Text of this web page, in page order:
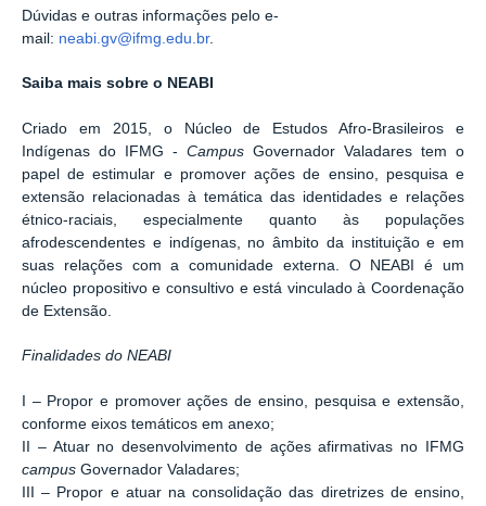
Dúvidas e outras informações pelo e-
mail: neabi.gv@ifmg.edu.br.
Saiba mais sobre o NEABI
Criado em 2015, o Núcleo de Estudos Afro-Brasileiros e
Indígenas do IFMG - Campus Governador Valadares tem o
papel de estimular e promover ações de ensino, pesquisa e
extensão relacionadas à temática das identidades e relações
étnico-raciais, especialmente quanto às populações
afrodescendentes e indígenas, no âmbito da instituição e em
suas relações com a comunidade externa. O NEABI é um
núcleo propositivo e consultivo e está vinculado à Coordenação
de Extensão.
Finalidades do NEABI
I – Propor e promover ações de ensino, pesquisa e extensão,
conforme eixos temáticos em anexo;
II – Atuar no desenvolvimento de ações afirmativas no IFMG
campus Governador Valadares;
III – Propor e atuar na consolidação das diretrizes de ensino,